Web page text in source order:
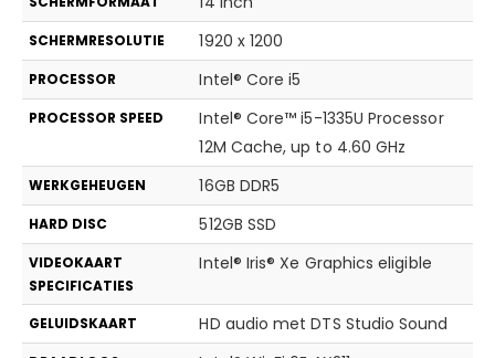
SCHERMRESOLUTIE 1920 x 1200
PROCESSOR Intel® Core i5
PROCESSOR SPEED
Intel® Core™ i5-1335U Processor
12M Cache, up to 4.60 GHz
WERKGEHEUGEN 16GB DDR5
HARD DISC 512GB SSD
VIDEOKAART
SPECIFICATIES
Intel® Iris® Xe Graphics eligible
GELUIDSKAART HD audio met DTS Studio Sound